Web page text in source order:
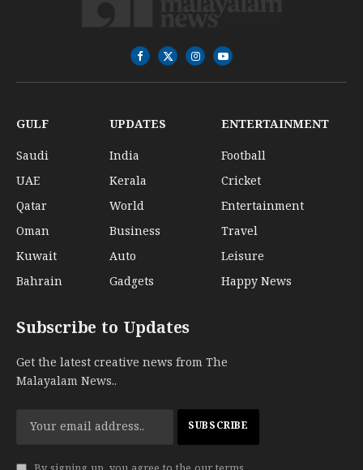
Facebook
X
(Twitter)
InstagramYouTube
GULF
Saudi
UAE
Qatar
Oman
Kuwait
Bahrain
UPDATES
India
Kerala
World
Business
Auto
Gadgets
ENTERTAINMENT
Football
Cricket
Entertainment
Travel
Leisure
Happy News
Subscribe to Updates
Get the latest creative news from The
Malayalam News..